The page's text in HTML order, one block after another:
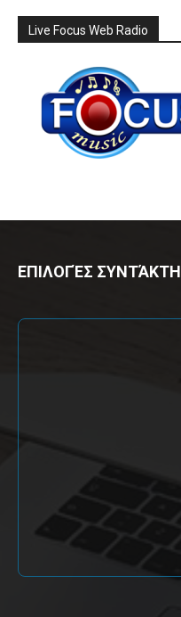
Live Focus Web Radio
ΕΠΙΛΟΓΈΣ ΣΥΝΤΆΚΤΗ